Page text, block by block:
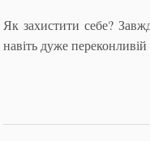
Як захистити себе?
навіть дуже